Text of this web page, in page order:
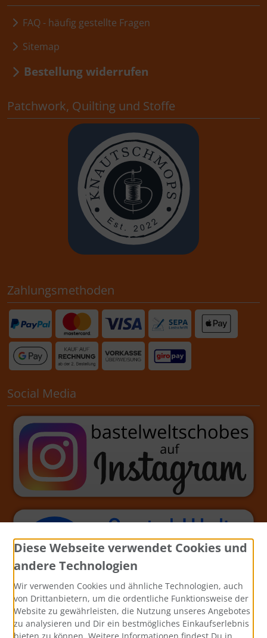
FAQ - häufig gestellte Fragen
Sitemap
Bestellung widerrufen
Patchwork, Quilting und Stoffe
Zahlungsmethoden
Social Media
Diese Webseite verwendet Cookies und
andere Technologien
Wir verwenden Cookies und ähnliche Technologien, auch
von Drittanbietern, um die ordentliche Funktionsweise der
Website zu gewährleisten, die Nutzung unseres Angebotes
zu analysieren und Dir ein bestmögliches Einkaufserlebnis